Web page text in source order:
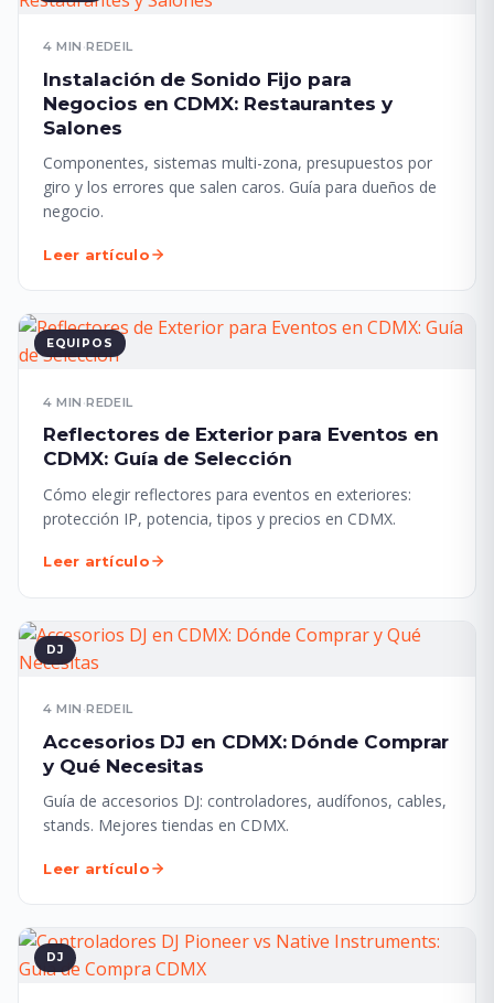
4 MIN ·REDEIL
Instalación de Sonido Fijo para
Negocios en CDMX: Restaurantes y
Salones
Componentes, sistemas multi-zona, presupuestos por
giro y los errores que salen caros. Guía para dueños de
negocio.
Leer artículo
EQUIPOS
4 MIN ·REDEIL
Reflectores de Exterior para Eventos en
CDMX: Guía de Selección
Cómo elegir reflectores para eventos en exteriores:
protección IP, potencia, tipos y precios en CDMX.
Leer artículo
DJ
4 MIN ·REDEIL
Accesorios DJ en CDMX: Dónde Comprar
y Qué Necesitas
Guía de accesorios DJ: controladores, audífonos, cables,
stands. Mejores tiendas en CDMX.
Leer artículo
DJ